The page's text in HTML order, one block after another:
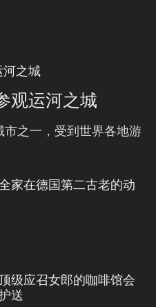
观运河之城
之一，受到世界各地游
家在德国第二古老的动
级应召女郎的咖啡馆会
送